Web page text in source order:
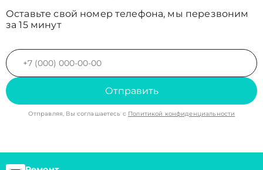
Оставьте свой номер телефона, мы перезвоним
за 15 минут
Отправить
Отправляя, Вы соглашаетесь с Политикой конфиденциальности